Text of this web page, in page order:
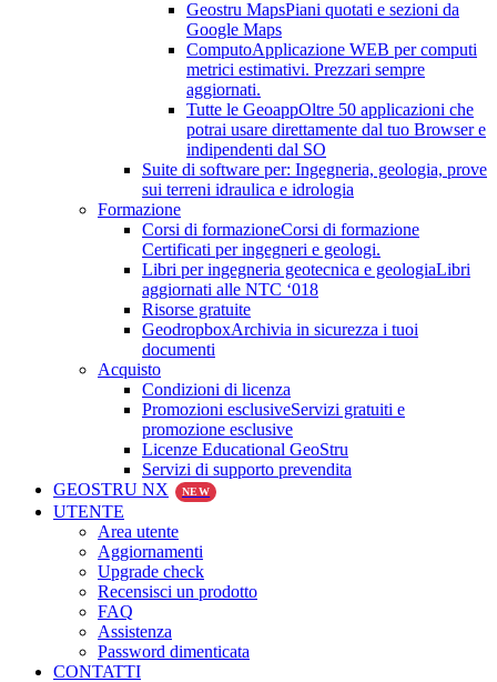
Geostru MapsPiani quotati e sezioni da
Google Maps
ComputoApplicazione WEB per computi
metrici estimativi. Prezzari sempre
aggiornati.
Tutte le GeoappOltre 50 applicazioni che
potrai usare direttamente dal tuo Browser e
indipendenti dal SO
Suite di software per: Ingegneria, geologia, prove
sui terreni idraulica e idrologia
Formazione
Corsi di formazioneCorsi di formazione
Certificati per ingegneri e geologi.
Libri per ingegneria geotecnica e geologiaLibri
aggiornati alle NTC ‘018
Risorse gratuite
GeodropboxArchivia in sicurezza i tuoi
documenti
Acquisto
Condizioni di licenza
Promozioni esclusiveServizi gratuiti e
promozione esclusive
Licenze Educational GeoStru
Servizi di supporto prevendita
GEOSTRU NX
NEW
UTENTE
Area utente
Aggiornamenti
Upgrade check
Recensisci un prodotto
FAQ
Assistenza
Password dimenticata
CONTATTI